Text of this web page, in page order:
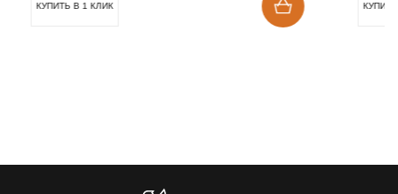
КУПИТЬ В 1 КЛИК